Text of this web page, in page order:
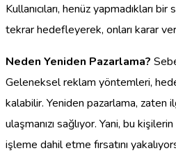
Kullanıcıları, henüz yapmadıkları
tekrar hedefleyerek, onları karar
Neden Yeniden Pazarlama?
Geleneksel reklam yöntemleri,
kalabilir. Yeniden pazarlama, zaten
ulaşmanızı sağlıyor. Yani, bu
işleme dahil etme fırsatını